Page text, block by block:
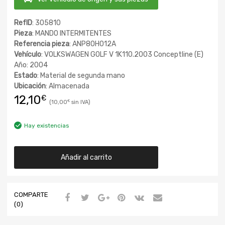
RefID: 305810
Pieza: MANDO INTERMITENTES
Referencia pieza: ANP80H012A
Vehículo: VOLKSWAGEN GOLF V 1K110.2003 Conceptline (E)
Año: 2004
Estado: Material de segunda mano
Ubicación: Almacenada
12,10€ 10,00€
Hay existencias
Añadir al carrito
COMPARTE
(0)